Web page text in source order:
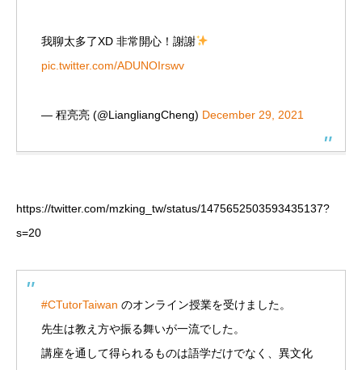
我聊太多了XD 非常開心！謝謝
pic.twitter.com/ADUNOIrswv
— 程亮亮 (@LiangliangCheng) December 29, 2021
https://twitter.com/mzking_tw/status/1475652503593435137?
s=20
#CTutorTaiwan のオンライン授業を受けました。
先生は教え方や振る舞いが一流でした。
講座を通して得られるものは語学だけでなく、異文化